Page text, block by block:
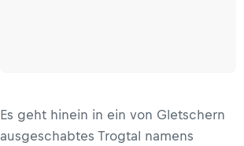
Es geht hinein in ein von Gletschern
ausgeschabtes Trogtal namens